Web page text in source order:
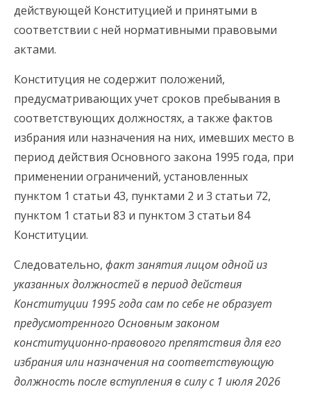
действующей Конституцией и принятыми в
соответствии с ней нормативными правовыми
актами.
Конституция не содержит положений,
предусматривающих учет сроков пребывания в
соответствующих должностях, а также фактов
избрания или назначения на них, имевших место в
период действия Основного закона 1995 года, при
применении ограничений, установленных
пунктом 1 статьи 43, пунктами 2 и 3 статьи 72,
пунктом 1 статьи 83 и пунктом 3 статьи 84
Конституции.
Следовательно, факт занятия лицом одной из
указанных должностей в период действия
Конституции 1995 года сам по себе не образует
предусмотренного Основным законом
конституционно-правового препятствия для его
избрания или назначения на соответствующую
должность после вступления в силу с 1 июля 2026